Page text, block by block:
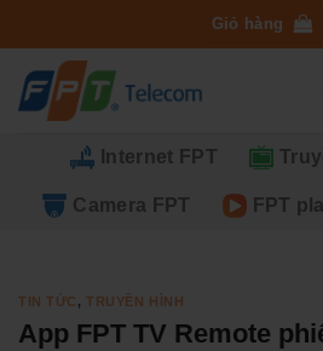
qua
dung
Giỏ hàng
Internet FPT
Camera FPT FPT
TIN TỨC ,TRUYỀN HÌNH
App FPT TV Remote